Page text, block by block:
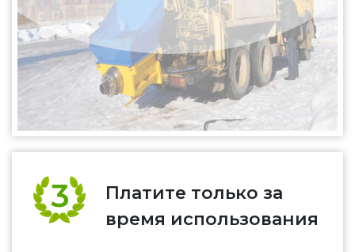
Платите только за
время использования